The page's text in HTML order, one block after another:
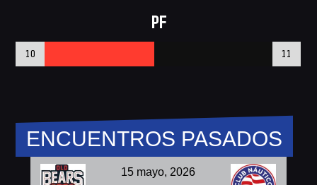
PF
10 11
ENCUENTROS PASADOS
15 mayo, 2026